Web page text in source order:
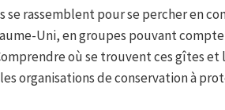
rassemblent pour se percher en
Uni, en groupes pouvant
où se trouvent ces gîtes et
organisations de conservation à